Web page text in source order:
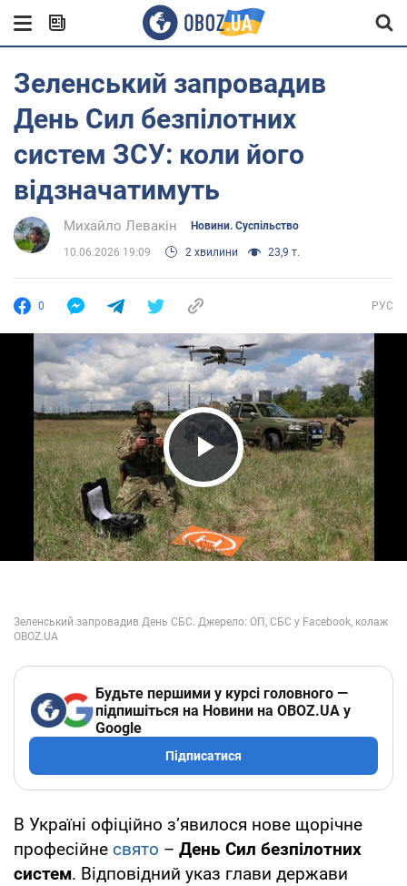
Зеленський запровадив
День Сил безпілотних
систем ЗСУ: коли його
відзначатимуть
Михайло Левакін Новини. Суспільство
10.06.2026 19:09 2 хвилини 23,9 т.
0 РУС
Play Video
Будьте першими у курсі головного —
підпишіться на Новини на OBOZ.UA у
Google
Підписатися
В Україні офіційно з’явилося нове щорічне
професійне свято – День Сил безпілотних
систем. Відповідний указ глави держави